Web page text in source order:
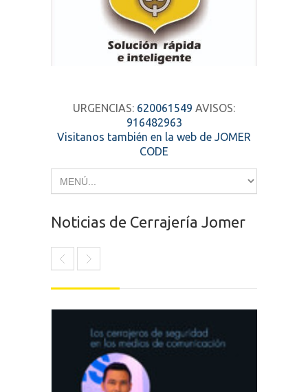
URGENCIAS: 620061549 AVISOS:
916482963
Visitanos también en la web de JOMER
CODE
Noticias de Cerrajería Jomer